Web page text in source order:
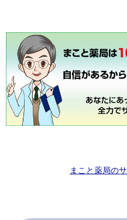
まこと薬局の